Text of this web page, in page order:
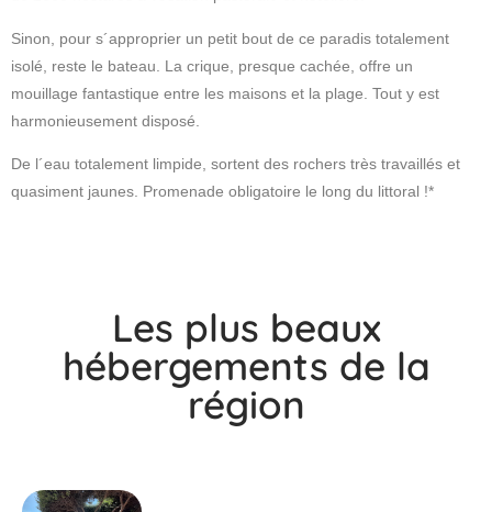
Sinon, pour s´approprier un petit bout de ce paradis totalement
isolé, reste le bateau. La crique, presque cachée, offre un
mouillage fantastique entre les maisons et la plage. Tout y est
harmonieusement disposé.
De l´eau totalement limpide, sortent des rochers très travaillés et
quasiment jaunes. Promenade obligatoire le long du littoral !*
Les plus beaux
hébergements de la
région